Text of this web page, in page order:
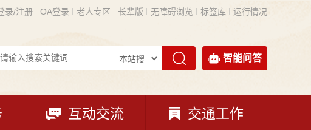
录/注册 OA登录 老人专区 长辈版 无障碍浏览 标签库 运行情况
智能问答
互动交流 交通工作